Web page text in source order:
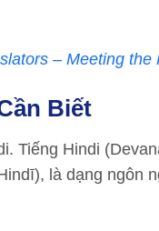
– Meeting
Biết
Hindi
là dạng